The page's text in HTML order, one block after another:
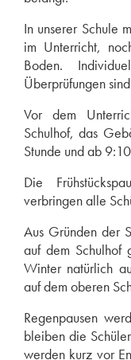
In unserer Schule
im Unterricht,
Boden.
Überprüfungen
Vor dem
Schulhof, das
Stunde und ab
Die
verbringen alle
Aus Gründen der
auf dem Schulhof
Winter natürlich
auf dem oberen
Regenpausen
bleiben die
werden kurz vor